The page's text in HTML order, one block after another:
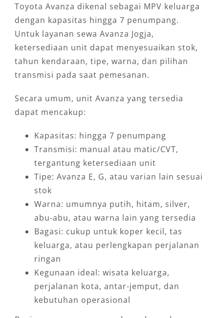
Toyota Avanza dikenal sebagai MPV keluarga
dengan kapasitas hingga 7 penumpang.
Untuk layanan sewa Avanza Jogja,
ketersediaan unit dapat menyesuaikan stok,
tahun kendaraan, tipe, warna, dan pilihan
transmisi pada saat pemesanan.
Secara umum, unit Avanza yang tersedia
dapat mencakup:
Kapasitas: hingga 7 penumpang
Transmisi: manual atau matic/CVT,
tergantung ketersediaan unit
Tipe: Avanza E, G, atau varian lain sesuai
stok
Warna: umumnya putih, hitam, silver,
abu-abu, atau warna lain yang tersedia
Bagasi: cukup untuk koper kecil, tas
keluarga, atau perlengkapan perjalanan
ringan
Kegunaan ideal: wisata keluarga,
perjalanan kota, antar-jemput, dan
kebutuhan operasional